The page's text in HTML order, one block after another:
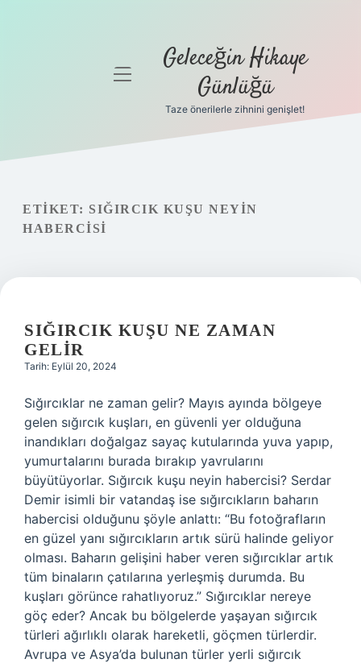
Gizlilik
Yasal Uyarı
menüyü Geleceğin Hikaye
Günlüğü
Taze önerilerle zihnini genişlet!
ETIKET: SIĞIRCIK KUŞU NEYIN
HABERCISI
SIĞIRCIK KUŞU NE ZAMAN
GELIR
Tarih: Eylül 20, 2024
Sığırcıklar ne zaman gelir? Mayıs ayında bölgeye
gelen sığırcık kuşları, en güvenli yer olduğuna
inandıkları doğalgaz sayaç kutularında yuva yapıp,
yumurtalarını burada bırakıp yavrularını
büyütüyorlar. Sığırcık kuşu neyin habercisi? Serdar
Demir isimli bir vatandaş ise sığırcıkların baharın
habercisi olduğunu şöyle anlattı: “Bu fotoğrafların
en güzel yanı sığırcıkların artık sürü halinde geliyor
olması. Baharın gelişini haber veren sığırcıklar artık
tüm binaların çatılarına yerleşmiş durumda. Bu
kuşları görünce rahatlıyoruz.” Sığırcıklar nereye
göç eder? Ancak bu bölgelerde yaşayan sığırcık
türleri ağırlıklı olarak hareketli, göçmen türlerdir.
Avrupa ve Asya’da bulunan türler yerli sığırcık